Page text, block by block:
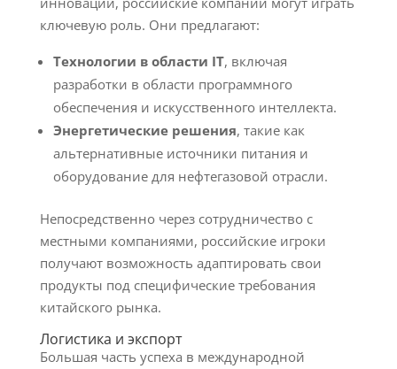
ключевую роль. Они предлагают:
Технологии в области IT, включая
разработки в области программного
обеспечения и искусственного интеллекта.
Энергетические решения, такие как
альтернативные источники питания и
оборудование для нефтегазовой отрасли.
Непосредственно через сотрудничество с
местными компаниями, российские игроки
получают возможность адаптировать свои
продукты под специфические требования
китайского рынка.
Логистика и экспорт
Большая часть успеха в международной